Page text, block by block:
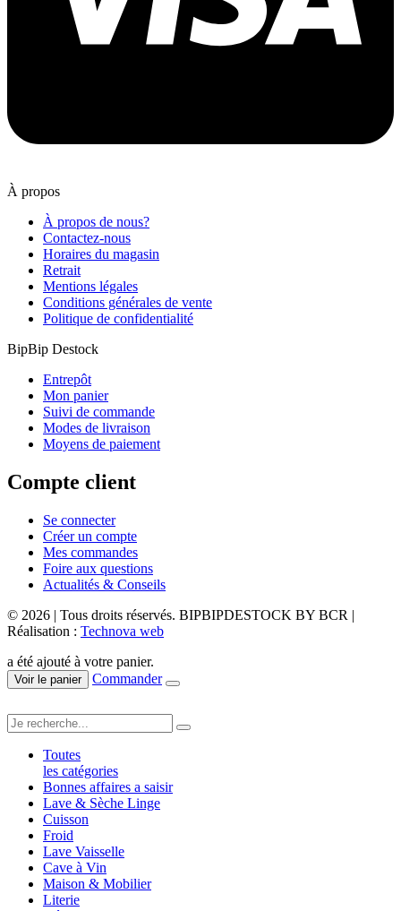
À propos
À propos de nous?
Contactez-nous
Horaires du magasin
Retrait
Mentions légales
Conditions générales de vente
Politique de confidentialité
BipBip Destock
Entrepôt
Mon panier
Suivi de commande
Modes de livraison
Moyens de paiement
Compte client
Se connecter
Créer un compte
Mes commandes
Foire aux questions
Actualités & Conseils
© 2026 | Tous droits réservés. BIPBIPDESTOCK BY BCR |
Réalisation : Technova web
a été ajouté à votre panier.
Voir le panier Commander
Toutes
les catégories
Bonnes affaires a saisir
Lave & Sèche Linge
Cuisson
Froid
Lave Vaisselle
Cave à Vin
Maison & Mobilier
Literie